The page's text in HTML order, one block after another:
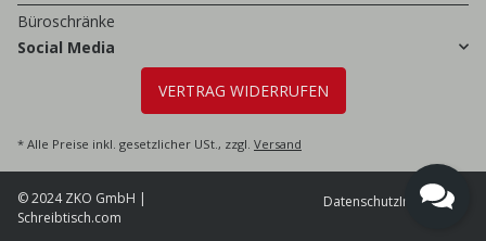
Büroschränke
Social Media
VERTRAG WIDERRUFEN
* Alle Preise inkl. gesetzlicher USt., zzgl. Versand
© 2024 ZKO GmbH |
Schreibtisch.com
DatenschutzImpressum